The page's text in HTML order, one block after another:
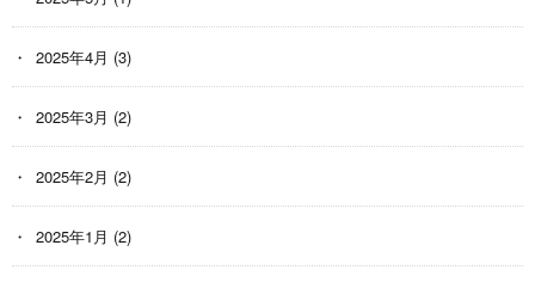
2025年4月 (3)
2025年3月 (2)
2025年2月 (2)
2025年1月 (2)